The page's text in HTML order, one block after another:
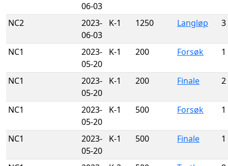
06-03
NC2
2023-
06-03
K-1 1250 Langløp 3
NC1
2023-
05-20
K-1 200 Forsøk 1
NC1
2023-
05-20
K-1 200 Finale 2
NC1
2023-
05-20
K-1 500 Forsøk 1
NC1
2023-
05-20
K-1 500 Finale 1